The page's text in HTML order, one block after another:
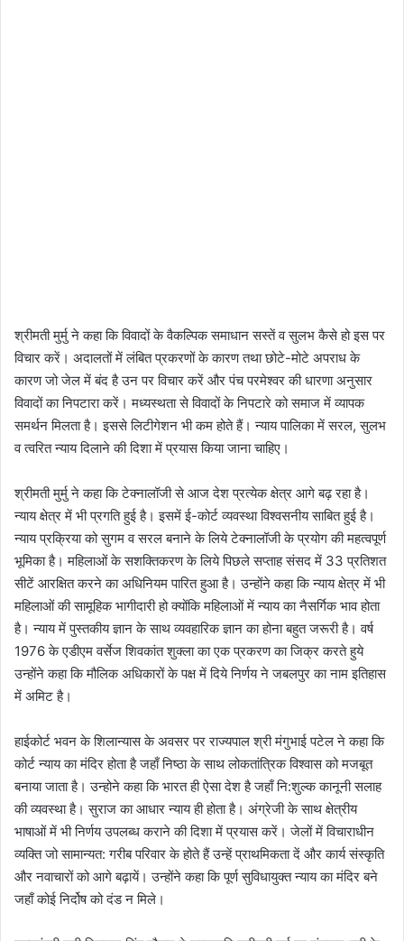
श्रीमती मुर्मु ने कहा कि विवादों के वैकल्पिक समाधान सस्तें व सुलभ कैसे हो इस पर
विचार करें। अदालतों में लंबित प्रकरणों के कारण तथा छोटे-मोटे अपराध के
कारण जो जेल में बंद है उन पर विचार करें और पंच परमेश्वर की धारणा अनुसार
विवादों का निपटारा करें। मध्यस्थता से विवादों के निपटारे को समाज में व्यापक
समर्थन मिलता है। इससे लिटीगेशन भी कम होते हैं। न्याय पालिका में सरल, सुलभ
व त्वरित न्याय दिलाने की दिशा में प्रयास किया जाना चाहिए।
श्रीमती मुर्मु ने कहा कि टेक्नालॉजी से आज देश प्रत्येक क्षेत्र आगे बढ़ रहा है।
न्याय क्षेत्र में भी प्रगति हुई है। इसमें ई-कोर्ट व्यवस्था विश्वसनीय साबित हुई है।
न्याय प्रक्रिया को सुगम व सरल बनाने के लिये टेक्नालॉजी के प्रयोग की महत्वपूर्ण
भूमिका है। महिलाओं के सशक्तिकरण के लिये पिछले सप्ताह संसद में 33 प्रतिशत
सीटें आरक्षित करने का अधिनियम पारित हुआ है। उन्होंने कहा कि न्याय क्षेत्र में भी
महिलाओं की सामूहिक भागीदारी हो क्योंकि महिलाओं में न्याय का नैसर्गिक भाव होता
है। न्याय में पुस्तकीय ज्ञान के साथ व्यवहारिक ज्ञान का होना बहुत जरूरी है। वर्ष
1976 के एडीएम वर्सेज शिवकांत शुक्ला का एक प्रकरण का जिक्र करते हुये
उन्होंने कहा कि मौलिक अधिकारों के पक्ष में दिये निर्णय ने जबलपुर का नाम इतिहास
में अमिट है।
हाईकोर्ट भवन के शिलान्यास के अवसर पर राज्यपाल श्री मंगुभाई पटेल ने कहा कि
कोर्ट न्याय का मंदिर होता है जहाँ निष्ठा के साथ लोकतांत्रिक विश्वास को मजबूत
बनाया जाता है। उन्होने कहा कि भारत ही ऐसा देश है जहाँ नि:शुल्क कानूनी सलाह
की व्यवस्था है। सुराज का आधार न्याय ही होता है। अंग्रेजी के साथ क्षेत्रीय
भाषाओं में भी निर्णय उपलब्ध कराने की दिशा में प्रयास करें। जेलों में विचाराधीन
व्यक्ति जो सामान्यत: गरीब परिवार के होते हैं उन्हें प्राथमिकता दें और कार्य संस्कृति
और नवाचारों को आगे बढ़ायें। उन्होंने कहा कि पूर्ण सुविधायुक्त न्याय का मंदिर बने
जहाँ कोई निर्दोष को दंड न मिले।